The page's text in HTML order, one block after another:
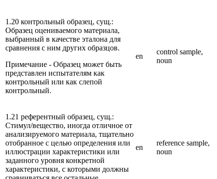
1.20 контрольный образец, сущ.:
Образец оцениваемого материала,
выбранный в качестве эталона для
сравнения с ним других образцов.
Примечание - Образец может быть
представлен испытателям как
контрольный или как слепой
контрольный.
en
control sample,
noun
1.21 референтный образец, сущ.:
Стимул/вещество, иногда отличное от
анализируемого материала, тщательно
отобранное с целью определения или
иллюстрации характеристики или
заданного уровня конкретной
характеристики, с которыми должны
en
reference sample,
noun